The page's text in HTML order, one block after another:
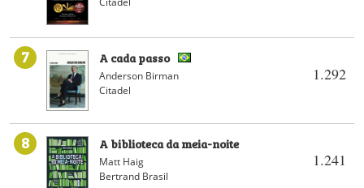
7
1.292
A cada passo
Anderson Birman
Citadel
8
1.241
A biblioteca da meia-noite
Matt Haig
Bertrand Brasil